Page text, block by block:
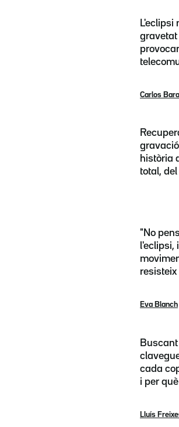
L'eclipsi
gravetat
Carlos
història
total,
"No
l'eclipsi,
resisteix
Eva Blanch
cada
i per
Lluís